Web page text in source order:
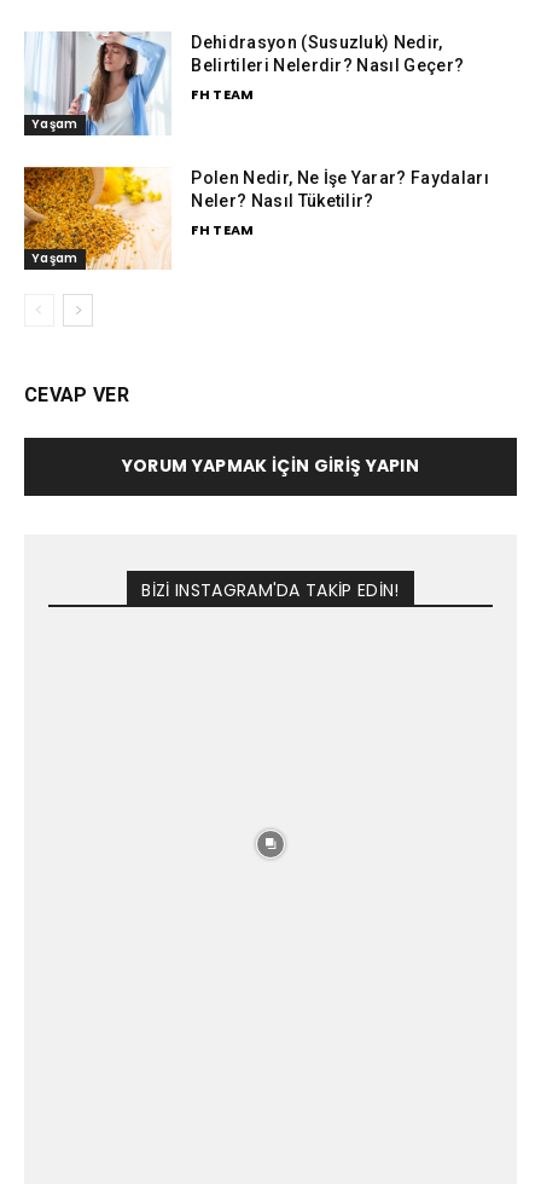
Yaşam
Dehidrasyon (Susuzluk) Nedir,
Belirtileri Nelerdir? Nasıl Geçer?
FH TEAM
Yaşam
Polen Nedir, Ne İşe Yarar? Faydaları
Neler? Nasıl Tüketilir?
FH TEAM
CEVAP VER
YORUM YAPMAK İÇIN GIRIŞ YAPIN
BİZİ INSTAGRAM'DA TAKİP EDİN!